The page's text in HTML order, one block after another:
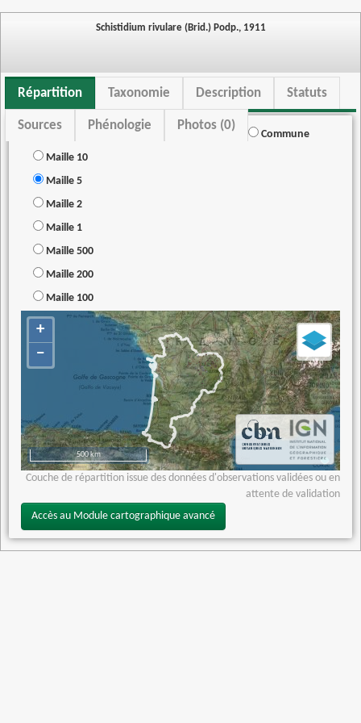
Schistidium rivulare (Brid.) Podp., 1911
Répartition Taxonomie Description Statuts
Sources Phénologie Photos (0)
Commune
Maille 10
Maille 5
Maille 2
Maille 1
Maille 500
Maille 200
Maille 100
+
−
500 km
Couche de répartition issue des données d'observations validées ou en
attente de validation
Accès au Module cartographique avancé